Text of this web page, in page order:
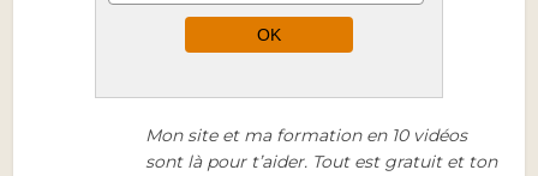
Mon site et ma formation en 10 vidéos
sont là pour t’aider. Tout est gratuit et ton